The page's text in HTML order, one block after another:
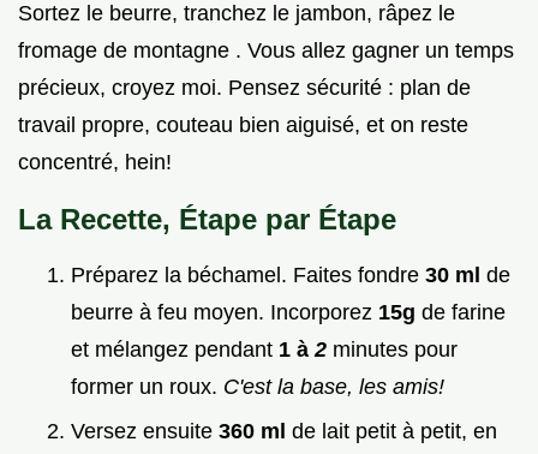
Sortez le beurre, tranchez le jambon, râpez le
fromage de montagne . Vous allez gagner un temps
précieux, croyez moi. Pensez sécurité : plan de
travail propre, couteau bien aiguisé, et on reste
concentré, hein!
La Recette, Étape par Étape
Préparez la béchamel. Faites fondre 30 ml de
beurre à feu moyen. Incorporez 15g de farine
et mélangez pendant 1 à 2 minutes pour
former un roux. C'est la base, les amis!
Versez ensuite 360 ml de lait petit à petit, en